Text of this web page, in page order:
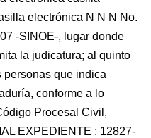
electrónica N N N No.
-SINOE-, lugar donde
la judicatura; al quinto
personas que indica
conforme a lo
Procesal Civil,
EXPEDIENTE : 12827-